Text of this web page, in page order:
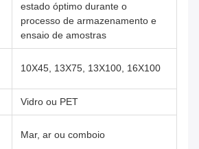
estado óptimo durante o
processo de armazenamento e
ensaio de amostras
10X45, 13X75, 13X100, 16X100
Vidro ou PET
Mar, ar ou comboio